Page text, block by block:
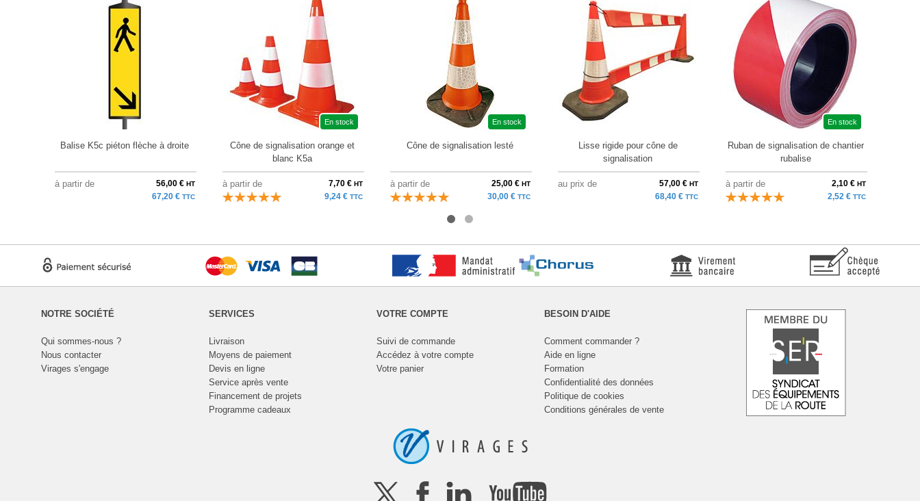
Balise K5c piéton flèche à droite
à partir de 56,00 € HT
67,20 € TTC
En stock
Cône de signalisation orange et
blanc K5a
à partir de 7,70 € HT
9,24 € TTC
En stock
Cône de signalisation lesté
à partir de 25,00 € HT
30,00 € TTC
Lisse rigide pour cône de
signalisation
au prix de 57,00 € HT
68,40 € TTC
En stock
Ruban de signalisation de chantier
rubalise
à partir de 2,10 € HT
2,52 € TTC
NOTRE SOCIÉTÉ
Qui sommes-nous ?
Nous contacter
Virages s'engage
SERVICES
Livraison
Moyens de paiement
Devis en ligne
Service après vente
Financement de projets
Programme cadeaux
VOTRE COMPTE
Suivi de commande
Accédez à votre compte
Votre panier
BESOIN D'AIDE
Comment commander ?
Aide en ligne
Formation
Confidentialité des données
Politique de cookies
Conditions générales de vente